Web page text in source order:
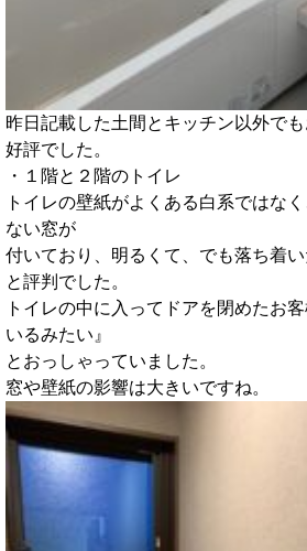
昨日記載した土間とキッチン以外で
好評でした。
・１階と２階のトイレ
トイレの壁紙がよくある白系ではな
ない窓が
付いており、明るくて、でも落ち着い
と評判でした。
トイレの中に入ってドアを閉めたお
いるみたい』
とおっしゃっていました。
窓や壁紙の影響は大きいですね。